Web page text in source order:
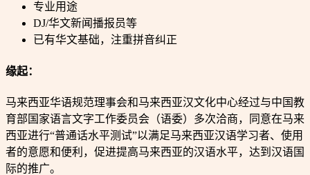
专业用途
DJ/华文新闻播报员等
已有华文基础，注重拼音纠正
缘起：
马来西亚华语规范理事会和马来西亚汉文化中心经过与中国教
育部国家语言文字工作委员会（语委）多次洽商，同意在马来
西亚进行“普通话水平测试”以满足马来西亚汉语学习者、使用
者的意愿和便利，促进提高马来西亚的汉语水平，达到汉语国
际的推广。